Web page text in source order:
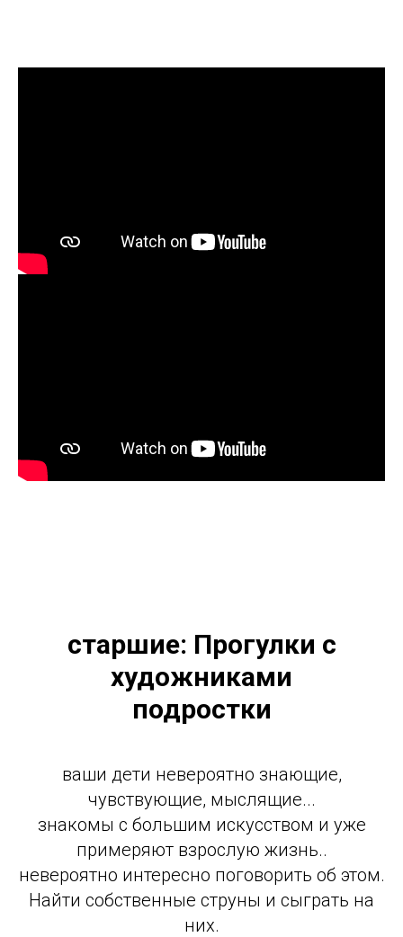
старшие: Прогулки с
художниками
подростки
ваши дети невероятно знающие,
чувствующие, мыслящие...
знакомы с большим искусством и уже
примеряют взрослую жизнь..
невероятно интересно поговорить об этом.
Найти собственные струны и сыграть на
них.